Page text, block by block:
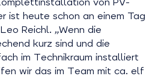
ist heute schon an einem Tag
Reichl. „Wenn die
kurz sind und die
im Technikraum installiert
wir das im Team mit ca. elf